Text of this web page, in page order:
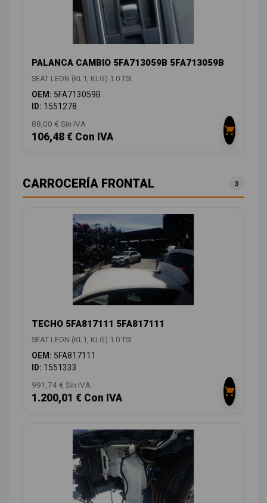
PALANCA CAMBIO 5FA713059B 5FA713059B
SEAT LEON (KL1, KLG) 1.0 TSI
OEM: 5FA713059B
ID: 1551278
88,00 € Sin IVA
106,48 € Con IVA
CARROCERÍA FRONTAL 3
TECHO 5FA817111 5FA817111
SEAT LEON (KL1, KLG) 1.0 TSI
OEM: 5FA817111
ID: 1551333
991,74 € Sin IVA
1.200,01 € Con IVA